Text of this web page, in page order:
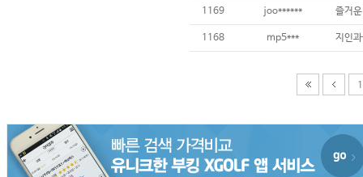
1169 joo****** 즐거
1168 mp5*** 지인
1